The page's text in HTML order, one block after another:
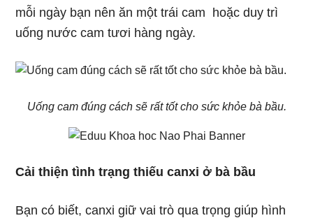
mỗi ngày bạn nên ăn một trái cam hoặc duy trì
uống nước cam tươi hàng ngày.
Uống cam đúng cách sẽ rất tốt cho sức khỏe bà bầu.
Cải thiện tình trạng thiếu canxi ở bà bầu
Bạn có biết, canxi giữ vai trò qua trọng giúp hình